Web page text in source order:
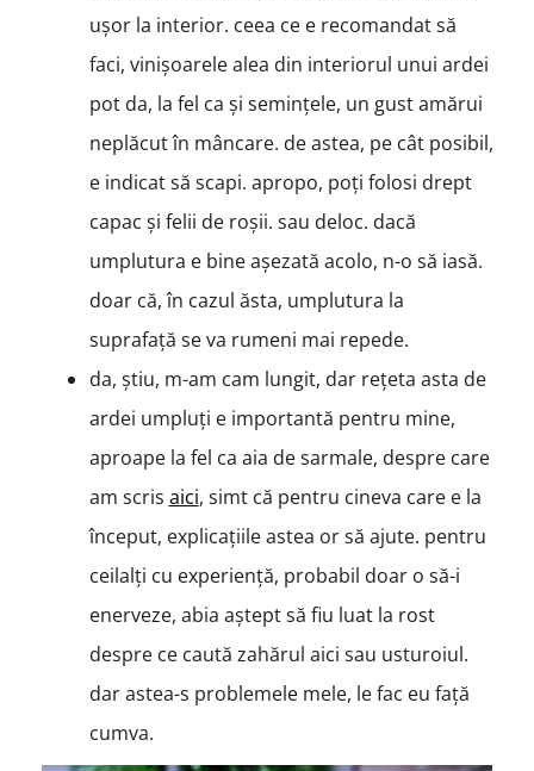
ușor la interior. ceea ce e recomandat să
faci, vinișoarele alea din interiorul unui ardei
pot da, la fel ca și semințele, un gust amărui
neplăcut în mâncare. de astea, pe cât posibil,
e indicat să scapi. apropo, poți folosi drept
capac și felii de roșii. sau deloc. dacă
umplutura e bine așezată acolo, n-o să iasă.
doar că, în cazul ăsta, umplutura la
suprafață se va rumeni mai repede.
da, știu, m-am cam lungit, dar rețeta asta de
ardei umpluți e importantă pentru mine,
aproape la fel ca aia de sarmale, despre care
am scris aici, simt că pentru cineva care e la
început, explicațiile astea or să ajute. pentru
ceilalți cu experiență, probabil doar o să-i
enerveze, abia aștept să fiu luat la rost
despre ce caută zahărul aici sau usturoiul.
dar astea-s problemele mele, le fac eu față
cumva.